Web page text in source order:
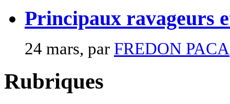
Principaux ravageurs
24 mars, par FREDON PACA
Rubriques